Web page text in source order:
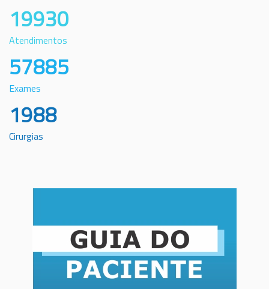
19930
Atendimentos
57885
Exames
1988
Cirurgias